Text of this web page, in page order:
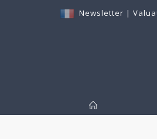
Newsletter |